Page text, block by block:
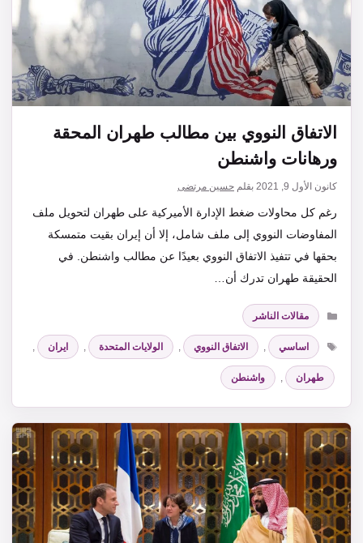
الاتفاق النووي بين مطالب طهران المحقة
ورهانات واشنطن
كانون الأول 9, 2021 بقلم حسين مرتضى
رغم كل محاولات ضغط الإدارة الأميركية على طهران لتحويل ملف
المفاوضات النووي إلى ملف شامل، إلا أن إيران بقيت متمسكة
بحقها في تتفيذ الاتفاق النووي بعيدًا عن مطالب واشنطن. في
الحقيقة طهران تدرك أن…
التصنيفات
مقالات الناشر
الوسوم
اساسي , الاتفاق النووي , الولايات المتحدة , ايران ,
طهران , واشنطن